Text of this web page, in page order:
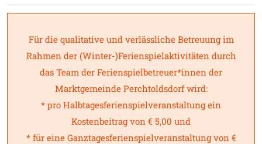
Für die qualitative und verlässliche Betreuung im
Rahmen der (Winter-)Ferienspielaktivitäten durch
das Team der Ferienspielbetreuer*innen der
Marktgemeinde Perchtoldsdorf wird:
* pro Halbtagesferienspielveranstaltung ein
Kostenbeitrag von € 5,00 und
* für eine Ganztagesferienspielveranstaltung von €